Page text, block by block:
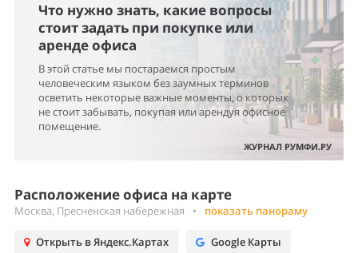
Что нужно знать, какие вопросы
стоит задать при покупке или
аренде офиса
В этой статье мы постараемся простым
человеческим языком без заумных терминов
осветить некоторые важные моменты, о которых
не стоит забывать, покупая или арендуя офисное
помещение.
ЖУРНАЛ РУМФИ.РУ
Расположение офиса на карте
Москва, Пресненская набережная • показать панораму
Открыть в Яндекс.Картах Google Карты